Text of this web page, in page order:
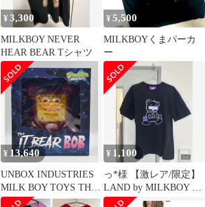
¥3,300
MILKBOY NEVER
HEAR BEAR Tシャツ
¥ 5,500
MILKBOYくまパーカ
ー
¥ 13,640
UNBOX INDUSTRIES
MILK BOY TOYS THE
IT BEAR BOB V.4
¥ 1,100
っ*様 【激レア/限定】
LAND by MILKBOY ×
atmos コラボT